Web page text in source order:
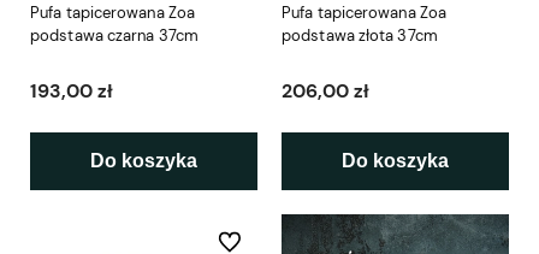
Pufa tapicerowana Zoa
podstawa czarna 37cm
193,00 zł
Do koszyka
Pufa tapicerowana Zoa
podstawa złota 37cm
206,00 zł
Do koszyka
Do ulubionych